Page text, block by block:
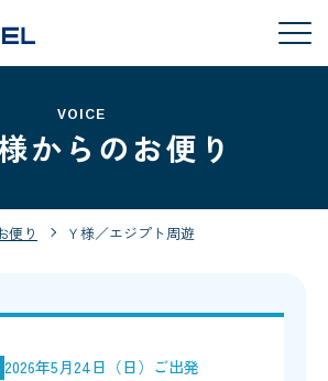
VOICE
からのお便り
便り Ｙ様／エジプト周遊
2026年5月24日（日）ご出発